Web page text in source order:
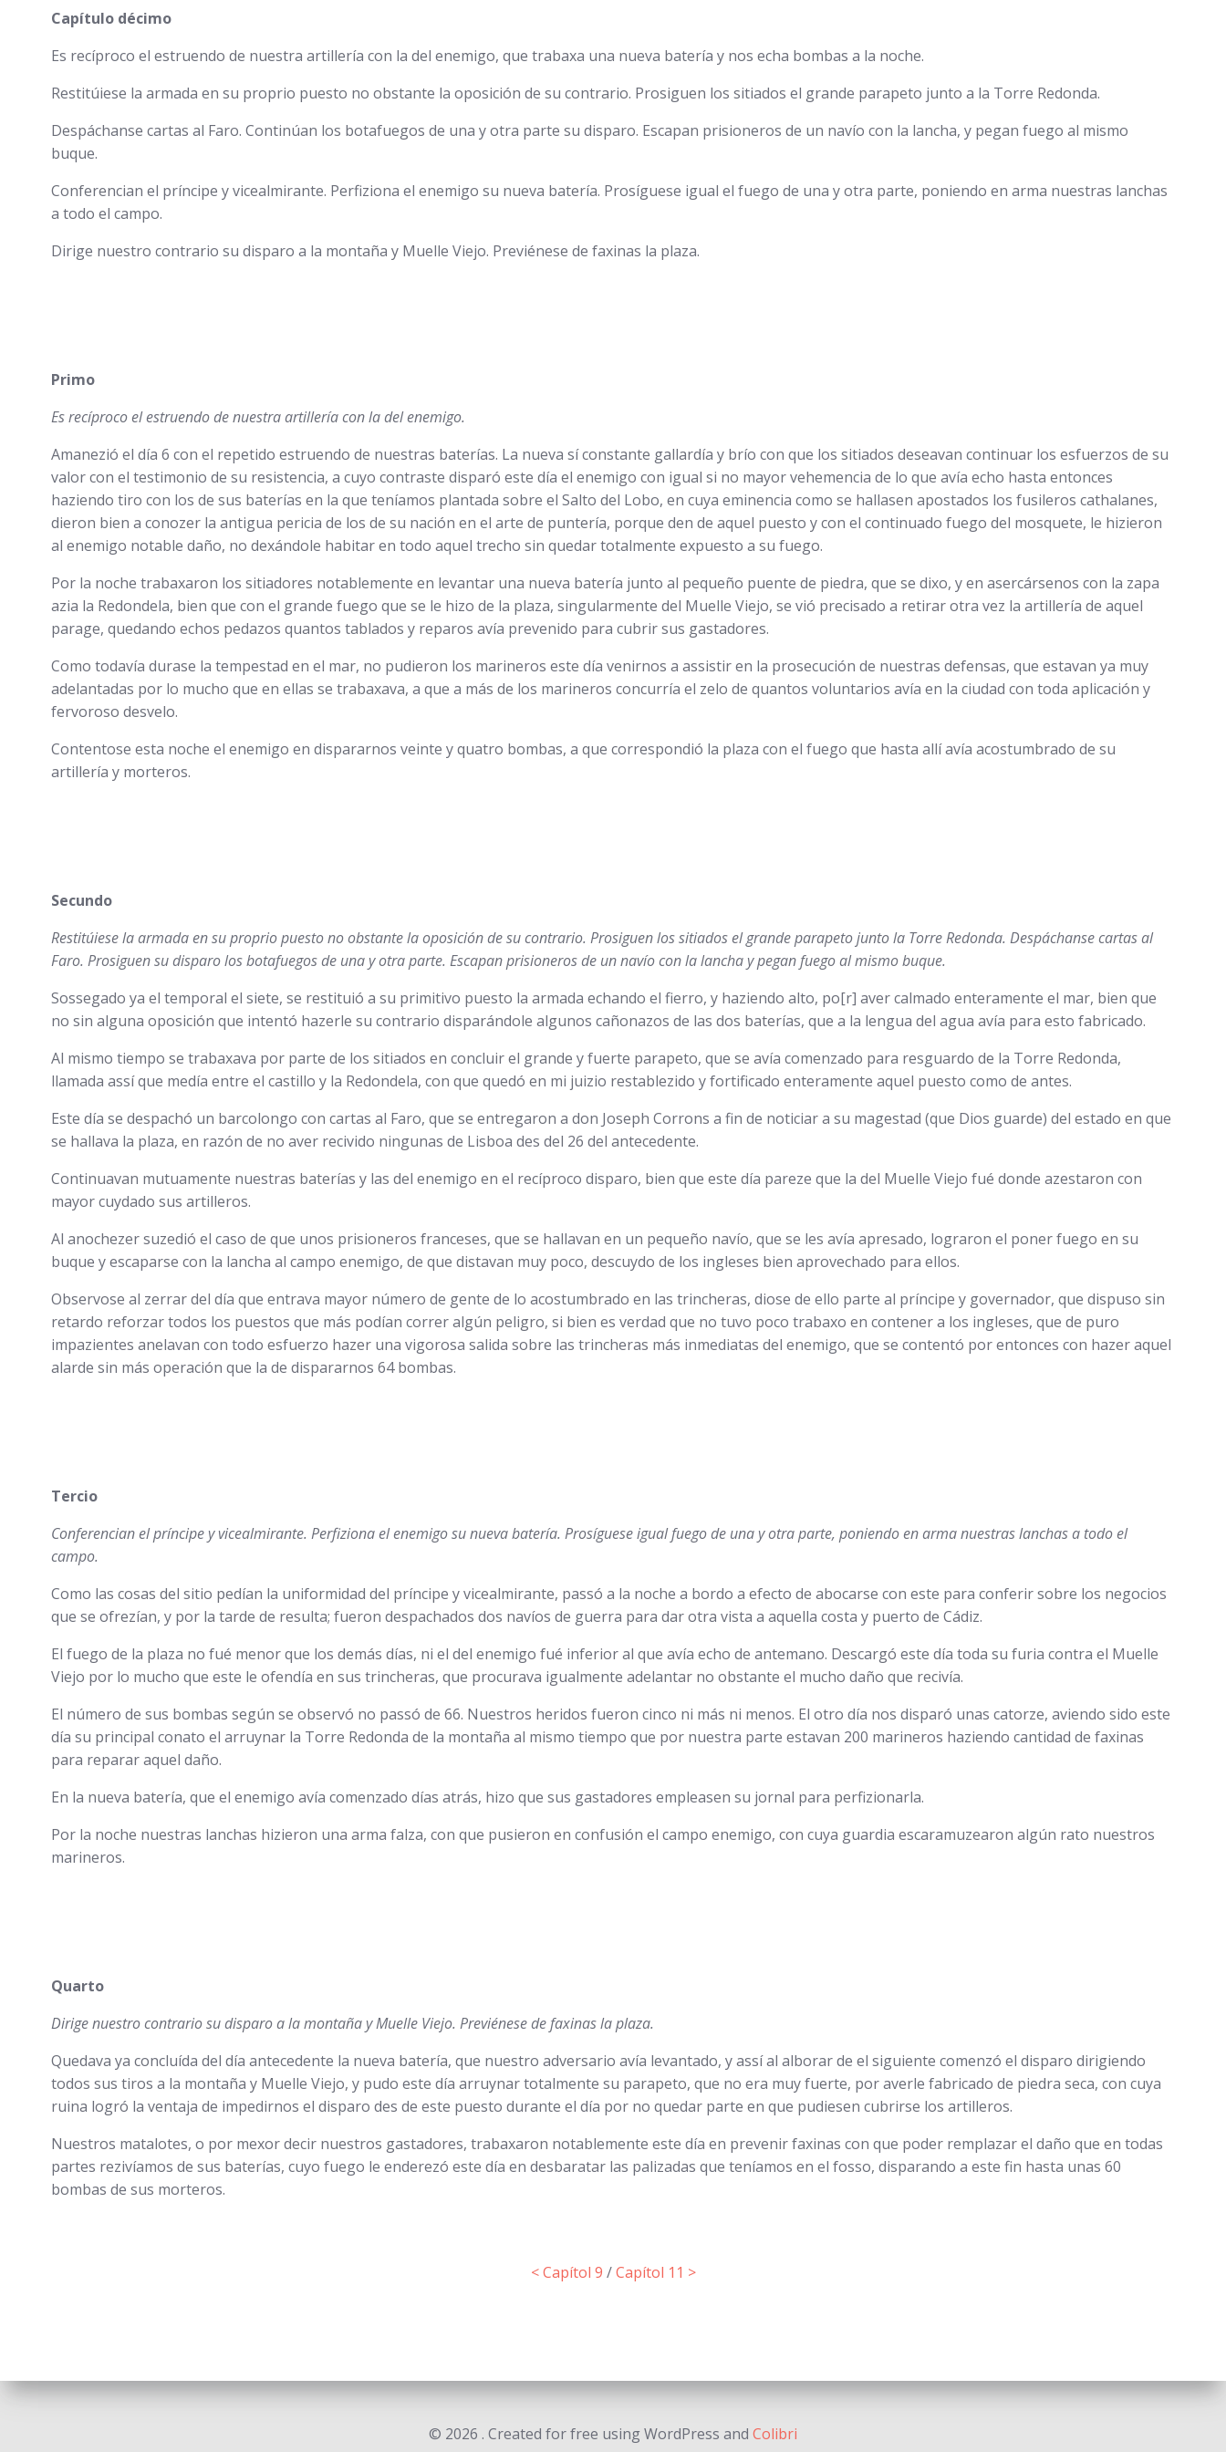
Capítulo décimo
Es recíproco el estruendo de nuestra artillería con la del enemigo, que trabaxa una nueva batería y nos echa bombas a la noche.
Restitúiese la armada en su proprio puesto no obstante la oposición de su contrario. Prosiguen los sitiados el grande parapeto junto a la Torre Redonda.
Despáchanse cartas al Faro. Continúan los botafuegos de una y otra parte su disparo. Escapan prisioneros de un navío con la lancha, y pegan fuego al mismo
buque.
Conferencian el príncipe y vicealmirante. Perfiziona el enemigo su nueva batería. Prosíguese igual el fuego de una y otra parte, poniendo en arma nuestras lanchas
a todo el campo.
Dirige nuestro contrario su disparo a la montaña y Muelle Viejo. Previénese de faxinas la plaza.
Primo
Es recíproco el estruendo de nuestra artillería con la del enemigo.
Amanezió el día 6 con el repetido estruendo de nuestras baterías. La nueva sí constante gallardía y brío con que los sitiados deseavan continuar los esfuerzos de su
valor con el testimonio de su resistencia, a cuyo contraste disparó este día el enemigo con igual si no mayor vehemencia de lo que avía echo hasta entonces
haziendo tiro con los de sus baterías en la que teníamos plantada sobre el Salto del Lobo, en cuya eminencia como se hallasen apostados los fusileros cathalanes,
dieron bien a conozer la antigua pericia de los de su nación en el arte de puntería, porque den de aquel puesto y con el continuado fuego del mosquete, le hizieron
al enemigo notable daño, no dexándole habitar en todo aquel trecho sin quedar totalmente expuesto a su fuego.
Por la noche trabaxaron los sitiadores notablemente en levantar una nueva batería junto al pequeño puente de piedra, que se dixo, y en asercársenos con la zapa
azia la Redondela, bien que con el grande fuego que se le hizo de la plaza, singularmente del Muelle Viejo, se vió precisado a retirar otra vez la artillería de aquel
parage, quedando echos pedazos quantos tablados y reparos avía prevenido para cubrir sus gastadores.
Como todavía durase la tempestad en el mar, no pudieron los marineros este día venirnos a assistir en la prosecución de nuestras defensas, que estavan ya muy
adelantadas por lo mucho que en ellas se trabaxava, a que a más de los marineros concurría el zelo de quantos voluntarios avía en la ciudad con toda aplicación y
fervoroso desvelo.
Contentose esta noche el enemigo en dispararnos veinte y quatro bombas, a que correspondió la plaza con el fuego que hasta allí avía acostumbrado de su
artillería y morteros.
Secundo
Restitúiese la armada en su proprio puesto no obstante la oposición de su contrario. Prosiguen los sitiados el grande parapeto junto la Torre Redonda. Despáchanse cartas al
Faro. Prosiguen su disparo los botafuegos de una y otra parte. Escapan prisioneros de un navío con la lancha y pegan fuego al mismo buque.
Sossegado ya el temporal el siete, se restituió a su primitivo puesto la armada echando el fierro, y haziendo alto, po[r] aver calmado enteramente el mar, bien que
no sin alguna oposición que intentó hazerle su contrario disparándole algunos cañonazos de las dos baterías, que a la lengua del agua avía para esto fabricado.
Al mismo tiempo se trabaxava por parte de los sitiados en concluir el grande y fuerte parapeto, que se avía comenzado para resguardo de la Torre Redonda,
llamada assí que medía entre el castillo y la Redondela, con que quedó en mi juizio restablezido y fortificado enteramente aquel puesto como de antes.
Este día se despachó un barcolongo con cartas al Faro, que se entregaron a don Joseph Corrons a fin de noticiar a su magestad (que Dios guarde) del estado en que
se hallava la plaza, en razón de no aver recivido ningunas de Lisboa des del 26 del antecedente.
Continuavan mutuamente nuestras baterías y las del enemigo en el recíproco disparo, bien que este día pareze que la del Muelle Viejo fué donde azestaron con
mayor cuydado sus artilleros.
Al anochezer suzedió el caso de que unos prisioneros franceses, que se hallavan en un pequeño navío, que se les avía apresado, lograron el poner fuego en su
buque y escaparse con la lancha al campo enemigo, de que distavan muy poco, descuydo de los ingleses bien aprovechado para ellos.
Observose al zerrar del día que entrava mayor número de gente de lo acostumbrado en las trincheras, diose de ello parte al príncipe y governador, que dispuso sin
retardo reforzar todos los puestos que más podían correr algún peligro, si bien es verdad que no tuvo poco trabaxo en contener a los ingleses, que de puro
impazientes anelavan con todo esfuerzo hazer una vigorosa salida sobre las trincheras más inmediatas del enemigo, que se contentó por entonces con hazer aquel
alarde sin más operación que la de dispararnos 64 bombas.
Tercio
Conferencian el príncipe y vicealmirante. Perfiziona el enemigo su nueva batería. Prosíguese igual fuego de una y otra parte, poniendo en arma nuestras lanchas a todo el
campo.
Como las cosas del sitio pedían la uniformidad del príncipe y vicealmirante, passó a la noche a bordo a efecto de abocarse con este para conferir sobre los negocios
que se ofrezían, y por la tarde de resulta; fueron despachados dos navíos de guerra para dar otra vista a aquella costa y puerto de Cádiz.
El fuego de la plaza no fué menor que los demás días, ni el del enemigo fué inferior al que avía echo de antemano. Descargó este día toda su furia contra el Muelle
Viejo por lo mucho que este le ofendía en sus trincheras, que procurava igualmente adelantar no obstante el mucho daño que recivía.
El número de sus bombas según se observó no passó de 66. Nuestros heridos fueron cinco ni más ni menos. El otro día nos disparó unas catorze, aviendo sido este
día su principal conato el arruynar la Torre Redonda de la montaña al mismo tiempo que por nuestra parte estavan 200 marineros haziendo cantidad de faxinas
para reparar aquel daño.
En la nueva batería, que el enemigo avía comenzado días atrás, hizo que sus gastadores empleasen su jornal para perfizionarla.
Por la noche nuestras lanchas hizieron una arma falza, con que pusieron en confusión el campo enemigo, con cuya guardia escaramuzearon algún rato nuestros
marineros.
Quarto
Dirige nuestro contrario su disparo a la montaña y Muelle Viejo. Previénese de faxinas la plaza.
Quedava ya concluída del día antecedente la nueva batería, que nuestro adversario avía levantado, y assí al alborar de el siguiente comenzó el disparo dirigiendo
todos sus tiros a la montaña y Muelle Viejo, y pudo este día arruynar totalmente su parapeto, que no era muy fuerte, por averle fabricado de piedra seca, con cuya
ruina logró la ventaja de impedirnos el disparo des de este puesto durante el día por no quedar parte en que pudiesen cubrirse los artilleros.
Nuestros matalotes, o por mexor decir nuestros gastadores, trabaxaron notablemente este día en prevenir faxinas con que poder remplazar el daño que en todas
partes rezivíamos de sus baterías, cuyo fuego le enderezó este día en desbaratar las palizadas que teníamos en el fosso, disparando a este fin hasta unas 60
bombas de sus morteros.
< Capítol 9 /Capítol 11 >
© 2026 . Created for free using WordPress and Colibri